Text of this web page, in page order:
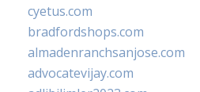
cyetus.com
bradfordshops.com
almadenranchsanjose.com
advocatevijay.com